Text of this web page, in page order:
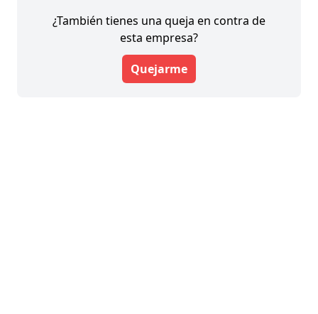
¿También tienes una queja en contra de
esta empresa?
Quejarme